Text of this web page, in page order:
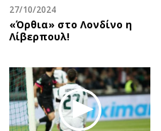
27/10/2024
«Όρθια» στο Λονδίνο η
Λίβερπουλ!